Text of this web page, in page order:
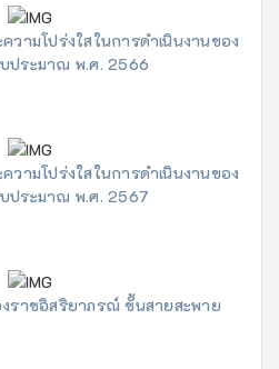
วามโปร่งใสในการดำเนินงานของ
ประมาณ พ.ศ. 2566
วามโปร่งใสในการดำเนินงานของ
ประมาณ พ.ศ. 2567
ราชอิสริยาภรณ์ ชั้นสายสะพาย